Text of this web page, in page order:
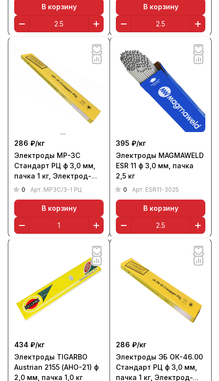
В корзину В корзину
286 ₽/кг
Электроды МР-3С
Стандарт РЦ ф 3,0 мм,
пачка 1 кг, Электрод-
Бор
0 Арт. МР3С/3-1 РЦ
В корзину
395 ₽/кг
Электроды MAGMAWELD
ESR 11 ф 3,0 мм, пачка
2,5 кг
0 Арт. ESR11-3025
В корзину
434 ₽/кг
Электроды TIGARBO
Austrian 2155 (АНО-21) ф
2,0 мм, пачка 1,0 кг
286 ₽/кг
Электроды ЭБ ОК-46.00
Стандарт РЦ ф 3,0 мм,
пачка 1 кг, Электрод-